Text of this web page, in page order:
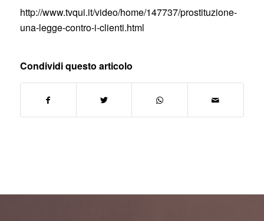
http://www.tvqui.it/video/home/147737/prostituzione-
una-legge-contro-i-clienti.html
Condividi questo articolo